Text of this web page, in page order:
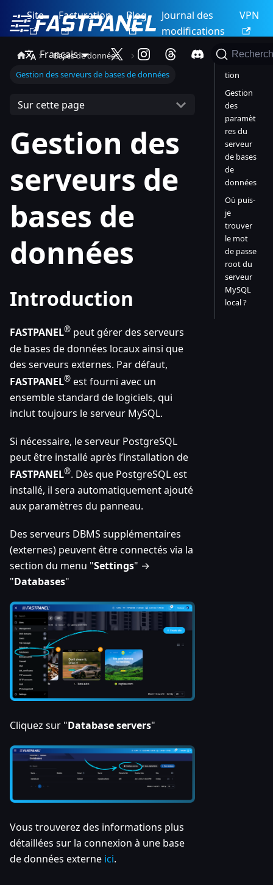
Site Facturation Blog
Journal des
modifications
VPN
Français
Bases de données
Gestion des serveurs de bases de données
Sur cette page
Gestion des
serveurs de
bases de
données
Introduction
FASTPANEL® peut gérer des serveurs
de bases de données locaux ainsi que
des serveurs externes. Par défaut,
FASTPANEL® est fourni avec un
ensemble standard de logiciels, qui
inclut toujours le serveur MySQL.
Si nécessaire, le serveur PostgreSQL
peut être installé après l’installation de
FASTPANEL®. Dès que PostgreSQL est
installé, il sera automatiquement ajouté
aux paramètres du panneau.
Des serveurs DBMS supplémentaires
(externes) peuvent être connectés via la
section du menu "Settings" →
"Databases"
Cliquez sur "Database servers"
Vous trouverez des informations plus
détaillées sur la connexion à une base
de données externe ici.
Introduc
tion
Gestion
des
paramèt
res du
serveur
de bases
de
données
Où puis-
je
trouver
le mot
de passe
root du
serveur
MySQL
local ?